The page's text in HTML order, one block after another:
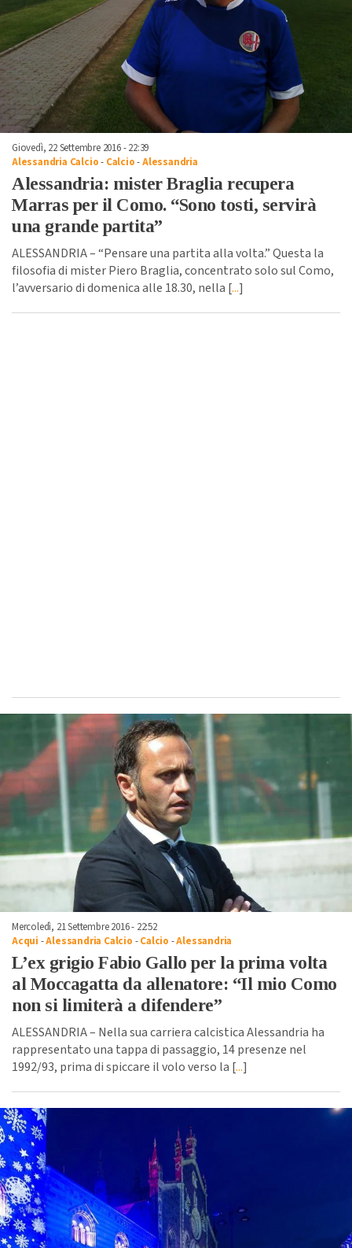
Giovedì, 22 Settembre 2016 - 22:39
Alessandria Calcio- Calcio-Alessandria
Alessandria: mister Braglia recupera
Marras per il Como. “Sono tosti, servirà
una grande partita”
ALESSANDRIA – “Pensare una partita alla volta.” Questa la
filosofia di mister Piero Braglia, concentrato solo sul Como,
l’avversario di domenica alle 18.30, nella [...]
Mercoledì, 21 Settembre 2016 - 22:52
Acqui -Alessandria Calcio -Calcio -Alessandria
L’ex grigio Fabio Gallo per la prima volta
al Moccagatta da allenatore: “Il mio Como
non si limiterà a difendere”
ALESSANDRIA – Nella sua carriera calcistica Alessandria ha
rappresentato una tappa di passaggio, 14 presenze nel
1992/93, prima di spiccare il volo verso la [...]